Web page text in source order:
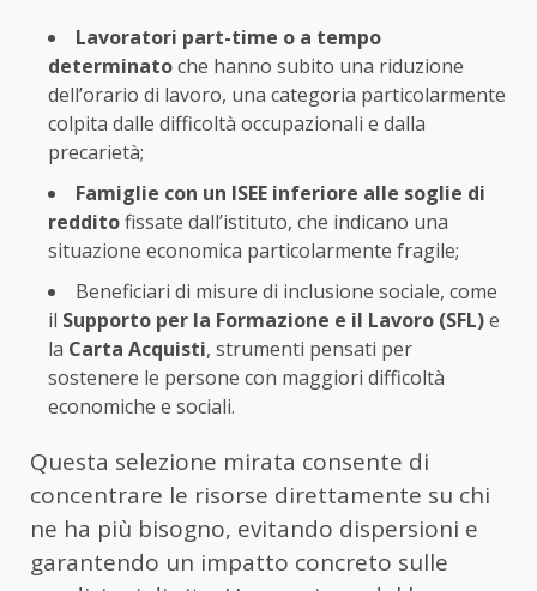
Lavoratori part-time o a tempo
determinatoche hanno subito una riduzione
dell’orario di lavoro, una categoria particolarmente
colpita dalle difficoltà occupazionali e dalla
precarietà;
Famiglie con un ISEE inferiore alle soglie di
redditofissate dall’istituto, che indicano una
situazione economica particolarmente fragile;
Beneficiari di misure di inclusione sociale, come
il Supporto per la Formazione e il Lavoro (SFL)e
la Carta Acquisti, strumenti pensati per
sostenere le persone con maggiori difficoltà
economiche e sociali.
Questa selezione mirata consente di
concentrare le risorse direttamente su chi
ne ha più bisogno, evitando dispersioni e
garantendo un impatto concreto sulle